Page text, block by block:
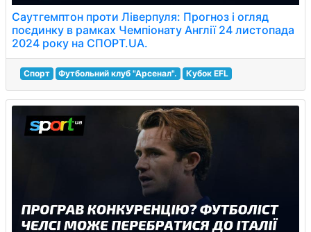
Саутгемптон проти Ліверпуля: Прогноз і огляд
поєдинку в рамках Чемпіонату Англії 24 листопада
2024 року на СПОРТ.UA.
Спорт Футбольний клуб "Арсенал". Кубок EFL